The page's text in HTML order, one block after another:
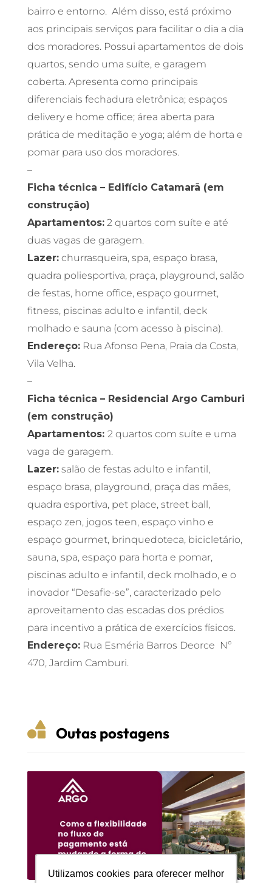
Utilizamos cookies para oferecer melhor
Utilizamos cookies para oferecer melhor
bairro e entorno. Além disso, está próximo
aos principais serviços para facilitar o dia a dia
dos moradores. Possui apartamentos de dois
quartos, sendo uma suíte, e garagem
coberta. Apresenta como principais
diferenciais fechadura eletrônica; espaços
delivery e home office; área aberta para
prática de meditação e yoga; além de horta e
pomar para uso dos moradores.
–
Ficha técnica – Edifício Catamarã (em
construção)
Apartamentos:2 quartos com suíte e até
duas vagas de garagem.
Lazer:churrasqueira, spa, espaço brasa,
quadra poliesportiva, praça, playground, salão
de festas, home office, espaço gourmet,
fitness, piscinas adulto e infantil, deck
molhado e sauna (com acesso à piscina).
Endereço:Rua Afonso Pena, Praia da Costa,
Vila Velha.
–
Ficha técnica – Residencial Argo Camburi
(em construção)
Apartamentos: 2 quartos com suíte e uma
vaga de garagem.
Lazer:salão de festas adulto e infantil,
espaço brasa, playground, praça das mães,
quadra esportiva, pet place, street ball,
espaço zen, jogos teen, espaço vinho e
espaço gourmet, brinquedoteca, bicicletário,
sauna, spa, espaço para horta e pomar,
piscinas adulto e infantil, deck molhado, e o
inovador “Desafie-se”, caracterizado pelo
aproveitamento das escadas dos prédios
para incentivo a prática de exercícios físicos.
Endereço:Rua Esméria Barros Deorce Nº
470, Jardim Camburi.
 Outas postagens